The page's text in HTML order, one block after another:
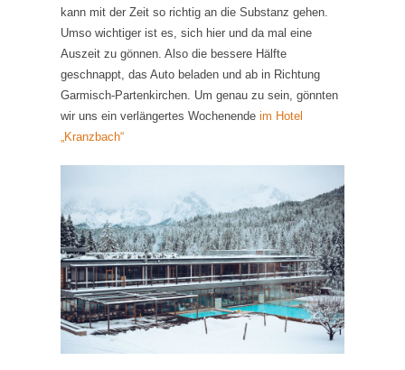
kann mit der Zeit so richtig an die Substanz gehen.
Umso wichtiger ist es, sich hier und da mal eine
Auszeit zu gönnen. Also die bessere Hälfte
geschnappt, das Auto beladen und ab in Richtung
Garmisch-Partenkirchen. Um genau zu sein, gönnten
wir uns ein verlängertes Wochenende im Hotel
„Kranzbach“